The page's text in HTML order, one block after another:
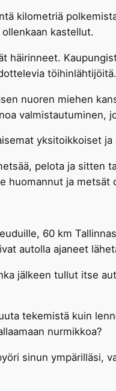
kilometriä
kastellut.
häirinneet.
nuoren miehen
valmistautuminen,
yksitoikkoiset
pelota ja sitten
huomannut ja metsät
60 km
autolla ajaneet
jälkeen tullut itse
tekemistä kuin
nurmikkoa?
sinun ympärilläsi,